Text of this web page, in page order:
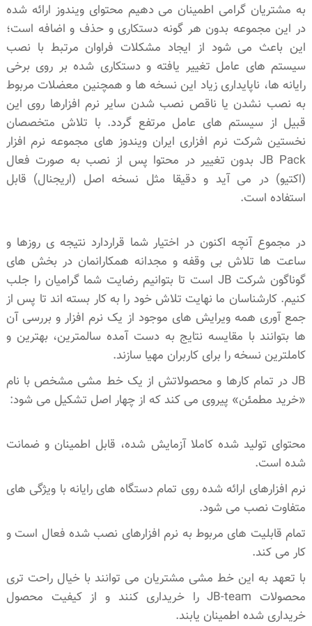
به مشتریان گرامی اطمینان می دهیم محتوای ویندوز ارائه شده
در این مجموعه بدون هر گونه دستکاری و حذف و اضافه است؛
این باعث می شود از ایجاد مشکلات فراوان مرتبط با نصب
سیستم های عامل تغییر یافته و دستکاری شده بر روی برخی
رایانه ها، ناپایداری زیاد این نسخه ها و همچنین معضلات مربوط
به نصب نشدن یا ناقص نصب شدن سایر نرم افزارها روی این
قبیل از سیستم های عامل مرتفع گردد. با تلاش متخصصان
نخستین شرکت نرم افزاری ایران ویندوز های مجموعه نرم افزار
JB Pack بدون تغییر در محتوا پس از نصب به صورت فعال
(اکتیو) در می آید و دقیقا مثل نسخه اصل (اریجنال) قابل
استفاده است.
در مجموع آنچه اکنون در اختیار شما قراردارد نتیجه ی روزها و
ساعت ها تلاش بی وقفه و مجدانه همکارانمان در بخش های
گوناگون شرکت JB است تا بتوانیم رضایت شما گرامیان را جلب
کنیم. کارشناسان ما نهایت تلاش خود را به کار بسته اند تا پس از
جمع آوری همه ویرایش های موجود از یک نرم افزار و بررسی آن
ها بتوانند با مقایسه نتایج به دست آمده سالمترین، بهترین و
کاملترین نسخه را برای کاربران مهیا سازند.
JB در تمام کارها و محصولاتش از یک خط مشی مشخص با نام
«خرید مطمئن» پیروی می کند که از چهار اصل تشکیل می شود:
محتوای تولید شده کاملا آزمایش شده، قابل اطمینان و ضمانت
شده است.
نرم افزارهای ارائه شده روی تمام دستگاه های رایانه با ویژگی های
متفاوت نصب می شود.
تمام قابلیت های مربوط به نرم افزارهای نصب شده فعال است و
کار می کند.
با تعهد به این خط مشی مشتریان می توانند با خیال راحت تری
محصولات JB-team را خریداری کنند و از کیفیت محصول
خریداری شده اطمینان یابند.